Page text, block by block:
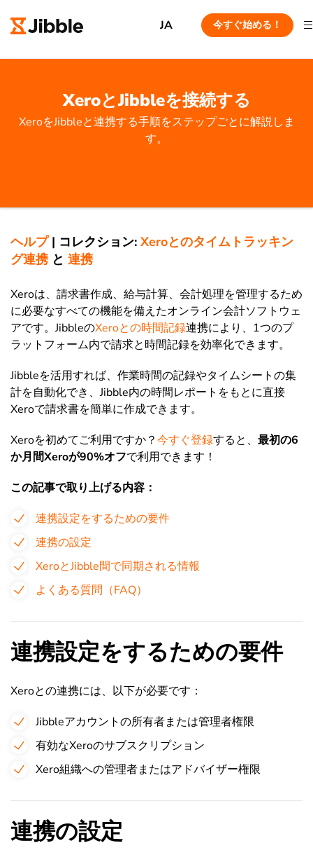
JA 今すぐ始める！
XeroとJibbleを接続する
XeroをJibbleと連携する手順をステップごとに解説しま
す。
ヘルプ| コレクション: Xeroとのタイムトラッキン
グ連携と 連携
Xeroは、請求書作成、給与計算、会計処理を管理するため
に必要なすべての機能を備えたオンライン会計ソフトウェ
アです。JibbleのXeroとの時間記録連携により、1つのプ
ラットフォーム内で請求と時間記録を効率化できます。
Jibbleを活用すれば、作業時間の記録やタイムシートの集
計を自動化でき、Jibble内の時間レポートをもとに直接
Xeroで請求書を簡単に作成できます。
Xeroを初めてご利用ですか？今すぐ登録すると、 最初の6
か月間Xeroが90%オフで利用できます！
この記事で取り上げる内容：
連携設定をするための要件
連携の設定
XeroとJibble間で同期される情報
よくある質問（FAQ）
連携設定をするための要件
Xeroとの連携には、以下が必要です：
Jibbleアカウントの所有者または管理者権限
有効なXeroのサブスクリプション
Xero組織への管理者またはアドバイザー権限
連携の設定